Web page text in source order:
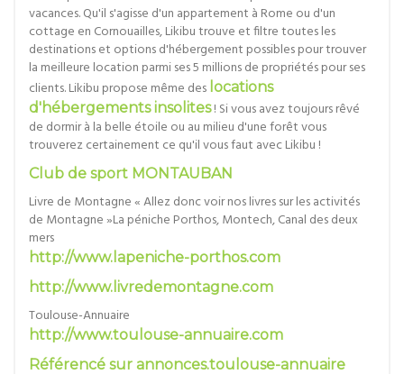
vacances. Qu'il s'agisse d'un appartement à Rome ou d'un
cottage en Cornouailles, Likibu trouve et filtre toutes les
destinations et options d'hébergement possibles pour trouver
la meilleure location parmi ses 5 millions de propriétés pour ses
clients. Likibu propose même des locations
d'hébergements insolites! Si vous avez toujours rêvé
de dormir à la belle étoile ou au milieu d'une forêt vous
trouverez certainement ce qu'il vous faut avec Likibu !
Club de sport MONTAUBAN
Livre de Montagne « Allez donc voir nos livres sur les activités
de Montagne »La péniche Porthos, Montech, Canal des deux
mers
http://www.lapeniche-porthos.com
http://www.livredemontagne.com
Toulouse-Annuaire
http://www.toulouse-annuaire.com
Référencé sur annonces.toulouse-annuaire